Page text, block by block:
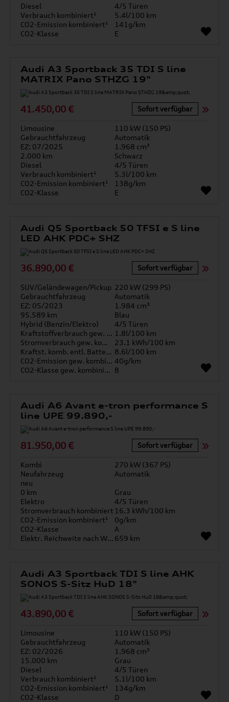
Diesel
4/5 Türen
Verbrauch kombiniert¹
5.4l/100 km
CO2-Emission kombiniert¹
141g/km
CO2-Klasse
E
Audi A3 Sportback 35 TDI S line
MATRIX Pano STHZG 19"
41.450,00 € Sofort verfügbar
Limousine
110 kW (150 PS)
Gebrauchtfahrzeug
Automatik
EZ: 07/2025
1.968 cm³
2.000 km
Schwarz
Diesel
4/5 Türen
Verbrauch kombiniert¹
5.3l/100 km
CO2-Emission kombiniert¹
138g/km
CO2-Klasse
E
Audi Q5 Sportback 50 TFSI e S line
LED AHK PDC+ SHZ
36.890,00 € Sofort verfügbar
SUV/Geländewagen/Pickup 220 kW (299 PS)
Gebrauchtfahrzeug
Automatik
EZ: 05/2023
1.984 cm³
95.589 km
Blau
Hybrid (Benzin/Elektro)
4/5 Türen
Kraftstoffverbrauch gew. kombiniert 1.8l/100 km
Stromverbrauch gew. kombiniert
23.1 kWh/100 km
Kraftst. komb. entl. Batterie 8.6l/100 km
CO2-Emission gew. kombiniert 40g/km
CO2-Klasse gew. kombiniert B
Audi A6 Avant e-tron performance S
line UPE 99.890,-
81.950,00 € Sofort verfügbar
Kombi
270 kW (367 PS)
Neufahrzeug
Automatik
neu
0 km
Grau
Elektro
4/5 Türen
Stromverbrauch kombiniert 16.3 kWh/100 km
CO2-Emission kombiniert¹
0g/km
CO2-Klasse
A
Elektr. Reichweite nach WLTP* 659 km
Audi A3 Sportback TDI S line AHK
SONOS S-Sitz HuD 18"
43.890,00 € Sofort verfügbar
Limousine
110 kW (150 PS)
Gebrauchtfahrzeug
Automatik
EZ: 02/2026
1.968 cm³
15.000 km
Grau
Diesel
4/5 Türen
Verbrauch kombiniert¹
5.1l/100 km
CO2-Emission kombiniert¹
134g/km
CO2-Klasse
D